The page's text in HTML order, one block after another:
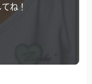
ね！